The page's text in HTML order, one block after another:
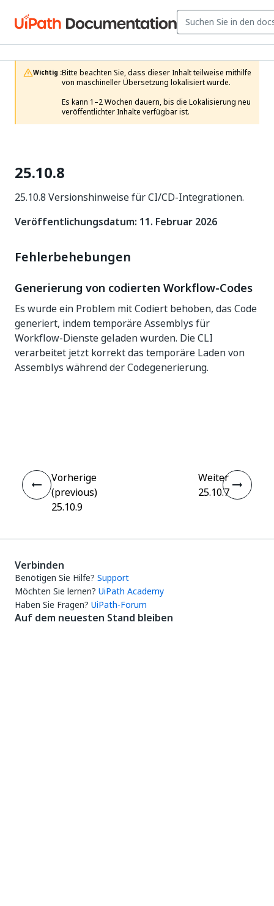
Wichtig :Bitte beachten Sie, dass dieser Inhalt teilweise mithilfe
von maschineller Übersetzung lokalisiert wurde.
Es kann 1–2 Wochen dauern, bis die Lokalisierung neu
veröffentlichter Inhalte verfügbar ist.
25.10.8
25.10.8 Versionshinweise für CI/CD-Integrationen.
Veröffentlichungsdatum: 11. Februar 2026
Fehlerbehebungen
Generierung von codierten Workflow-Codes
Es wurde ein Problem mit Codiert behoben, das Code
generiert, indem temporäre Assemblys für
Workflow-Dienste geladen wurden. Die CLI
verarbeitet jetzt korrekt das temporäre Laden von
Assemblys während der Codegenerierung.
Vorherige
(previous)
25.10.9
Weiter
25.10.7
Verbinden
Benötigen Sie Hilfe? Support
Möchten Sie lernen? UiPath Academy
Haben Sie Fragen? UiPath-Forum
Auf dem neuesten Stand bleiben